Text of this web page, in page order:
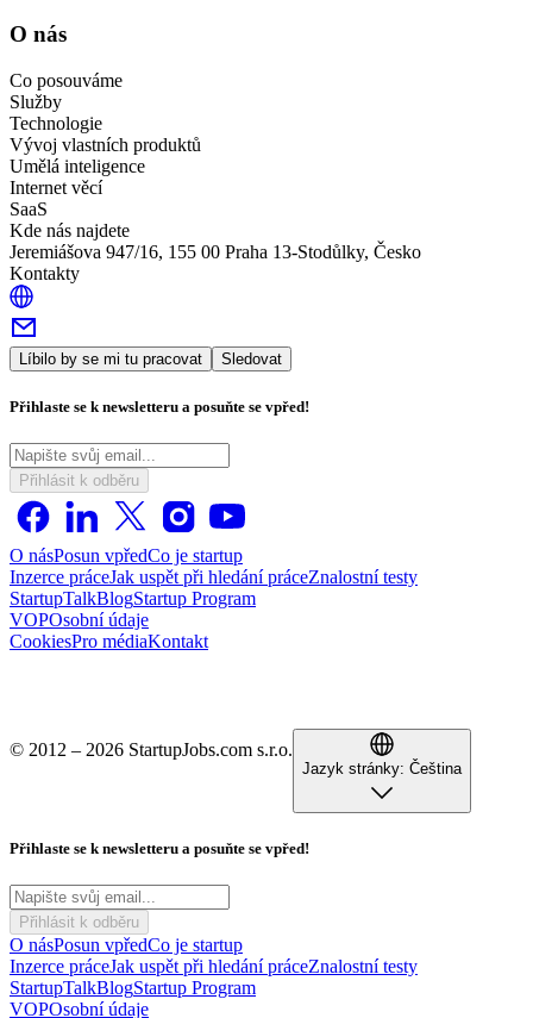
O nás
Co posouváme
Služby
Technologie
Vývoj vlastních produktů
Umělá inteligence
Internet věcí
SaaS
Kde nás najdete
Jeremiášova 947/16, 155 00 Praha 13-Stodůlky, Česko
Kontakty
Líbilo by se mi tu pracovat Sledovat
Přihlaste se k newsletteru a posuňte se vpřed!
Přihlásit k odběru
O násPosun vpředCo je startup
Inzerce práceJak uspět při hledání práceZnalostní testy
StartupTalkBlogStartup Program
VOPOsobní údaje
CookiesPro médiaKontakt
© 2012 – 2026 StartupJobs.com s.r.o.
Jazyk stránky: Čeština
Přihlaste se k newsletteru a posuňte se vpřed!
Přihlásit k odběru
O násPosun vpředCo je startup
Inzerce práceJak uspět při hledání práceZnalostní testy
StartupTalkBlogStartup Program
VOPOsobní údaje